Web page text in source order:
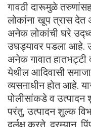
गावठी दारूमुळे
लोकांना खूप त्रास देत
अनेक लोकांची घरे
उघड्यावर पडला आहे.
अनेक गावात हातभट्टी
येथील आदिवासी
व्यसनाधीन होत आहे.
पोलीसांकडे व उत्पादन
परंतु, उत्पादन शुल्क
दुर्लक्ष करते. दरम्यान,